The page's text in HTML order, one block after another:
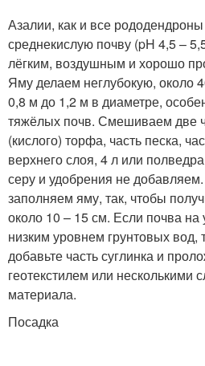
Азалии, как и все
среднекислую почву (pH 4,5 –
лёгким, воздушным и хорошо
Яму делаем неглубокую, около
0,8 м до 1,2 м в диаметре,
тяжёлых почв. Смешиваем две
(кислого) торфа, часть песка,
верхнего слоя, 4 л или
серу и удобрения не
заполняем яму, так, чтобы
около 10 – 15 см. Если почва на
низким уровнем грунтовых вод,
добавьте часть суглинка и
геотекстилем или несколькими
материала.
Посадка